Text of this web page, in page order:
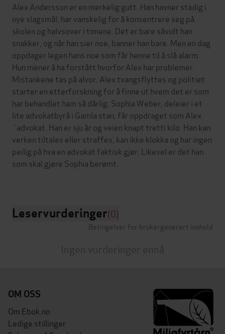
Alex Andersson er en merkelig gutt. Han havner stadig i
nye slagsmål, har vanskelig for å konsentrere seg på
skolen og halvsover i timene. Det er bare såvidt han
snakker, og når han sier noe, banner han bare. Men en dag
oppdager legen hans noe som får henne til å slå alarm.
Hun mener å ha forstått hvorfor Alex har problemer.
Mistankene tas på alvor. Alex tvangsflyttes og politiet
starter en etterforskning for å finne ut hvem det er som
har behandlet ham så dårlig. Sophia Weber, deleier i et
lite advokatbyrå i Gamla stan, får oppdraget som Alex
´advokat. Han er sju år og veien knapt tretti kilo. Han kan
verken tiltales eller straffes, kan ikke klokka og har ingen
peilig på hva en advokat faktisk gjør. Likevel er det han
som skal gjøre Sophia berømt.
Leservurderinger(0)
Betingelser for brukergenerert innhold
Ingen vurderinger ennå
OM OSS
Om Ebok.no
Ledige stillinger